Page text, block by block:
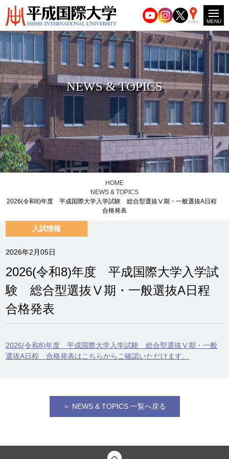
アクセス MENU
NEWS & TOPICS
HOME
NEWS & TOPICS
2026(令和8)年度 平成国際大学入学試験 総合型選抜Ⅴ期・一般選抜A日程
合格発表
入試情報
2026年2月05日
2026(令和8)年度 平成国際大学入学試
験 総合型選抜Ⅴ期・一般選抜A日程
合格発表
2026(令和8)年度 平成国際大学入学試験 総合型選抜Ⅴ期・一般
選抜A日程 合格発表はこちらからご確認いただけます。
＞ NEWS & TOPICS 一覧へ戻る